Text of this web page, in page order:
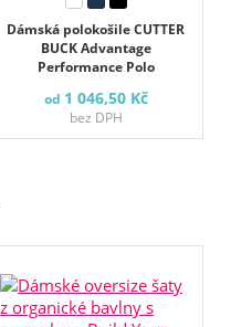
Dámská polokošile CUTTER
BUCK Advantage
Performance Polo
od 1 046,50 Kč
bez DPH